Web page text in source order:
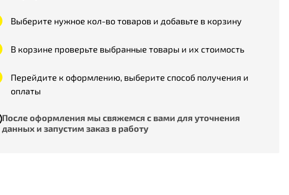
Выберите нужное кол-во товаров и добавьте в корзину
В корзине проверьте выбранные товары и их стоимость
Перейдите к оформлению, выберите способ получения и
оплаты
После оформления мы свяжемся с вами для уточнения
данных и запустим заказ в работу